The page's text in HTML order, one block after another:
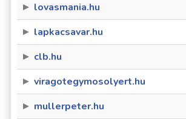
lovasmania.hu
lapkacsavar.hu
clb.hu
viragotegymosolyert.hu
mullerpeter.hu